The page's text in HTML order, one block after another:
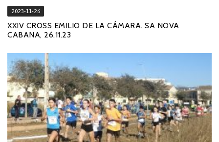
2023-11-26
XXIV CROSS EMILIO DE LA CÁMARA. SA NOVA
CABANA, 26.11.23